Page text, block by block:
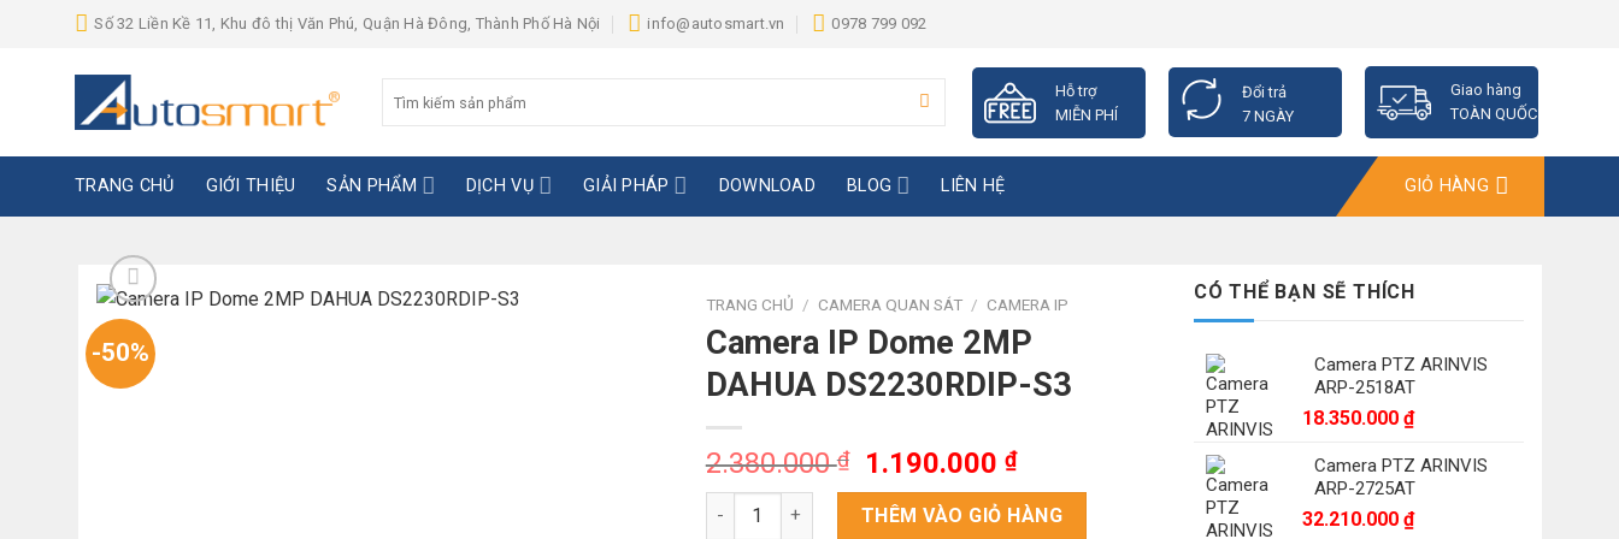
Số 32 Liền Kề 11, Khu đô thị Văn Phú, Quận Hà Đông, Thành Phố Hà Nội info@autosmart.vn 0978 799 092
kiếm:
Hỗ trợ
MIỄN PHÍ
Đổi trả
7 NGÀY
Giao hàng
TOÀN QUỐC
TRANG CHỦ GIỚI THIỆU SẢN PHẨM DỊCH VỤ GIẢI PHÁP DOWNLOAD BLOG LIÊN HỆ GIỎ HÀNG
-50%
TRANG CHỦ / CAMERA QUAN SÁT / CAMERA IP
Camera IP Dome 2MP
DAHUA DS2230RDIP-S3
2.380.000₫
Giá
gốc
là:
1.190.000 ₫Giá
hiện
tại
Camera IP Dome 2MP DAHUA DS2230RDIP-S3 số lượng
THÊM VÀO GIỎ HÀNG
CÓ THỂ BẠN SẼ THÍCH
Camera PTZ ARINVIS
ARP-2518AT
18.350.000 ₫
Camera PTZ ARINVIS
ARP-2725AT
32.210.000 ₫